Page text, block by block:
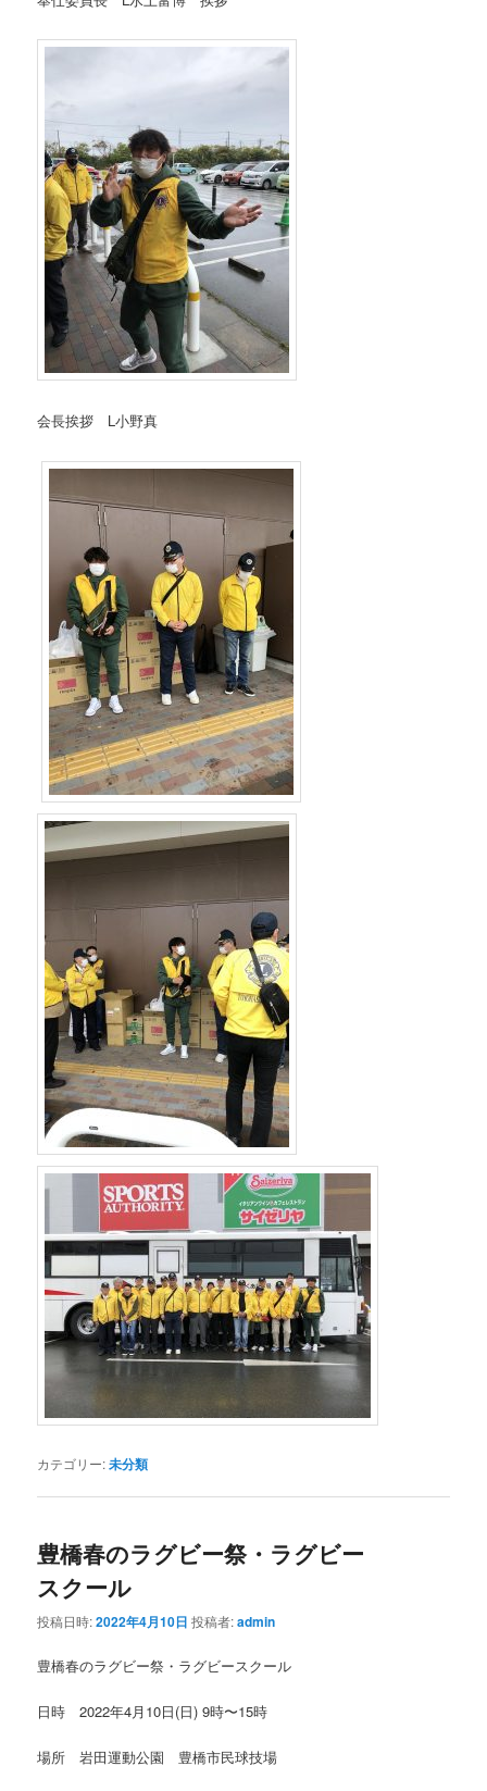
会長挨拶 L小野真
カテゴリー:未分類
豊橋春のラグビー祭・ラグビー
スクール
投稿日時:2022年4月10日 投稿者:admin
豊橋春のラグビー祭・ラグビースクール
日時 2022年4月10日(日) 9時〜15時
場所 岩田運動公園 豊橋市民球技場